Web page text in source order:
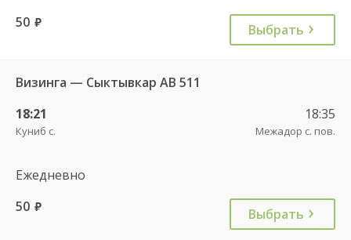
50 руб. Выбрать
Визинга — Сыктывкар АВ 511
18:21
Куниб с.
18:35
Межадор с. пов.
Ежедневно
50 руб. Выбрать